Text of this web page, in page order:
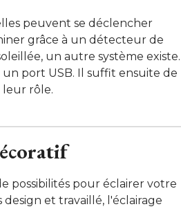
peuvent se déclencher
grâce à un détecteur de
un autre système existe.
un port USB. Il suffit ensuite de
leur rôle.
possibilités pour éclairer votre
et travaillé, l'éclairage